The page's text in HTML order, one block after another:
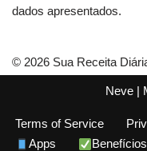
dados apresentados.
© 2026 Sua Receita
Neve|
Terms of Service
Apps
Benefícios